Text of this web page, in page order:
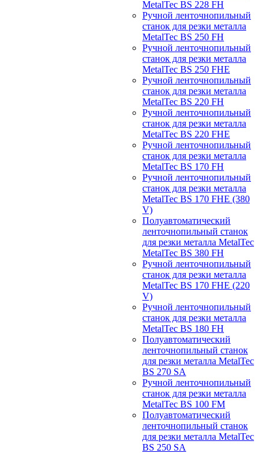
MetalTec BS 228 FH
Ручной ленточнопильный
станок для резки металла
MetalTec BS 250 FH
Ручной ленточнопильный
станок для резки металла
MetalTec BS 250 FHЕ
Ручной ленточнопильный
станок для резки металла
MetalTec BS 220 FH
Ручной ленточнопильный
станок для резки металла
MetalTec BS 220 FHЕ
Ручной ленточнопильный
станок для резки металла
MetalTec BS 170 FH
Ручной ленточнопильный
станок для резки металла
MetalTec BS 170 FHE (380
V)
Полуавтоматический
ленточнопильный станок
для резки металла MetalTec
MetalTec BS 380 FH
Ручной ленточнопильный
станок для резки металла
MetalTec BS 170 FHE (220
V)
Ручной ленточнопильный
станок для резки металла
MetalTec BS 180 FH
Полуавтоматический
ленточнопильный станок
для резки металла MetalTec
BS 270 SA
Ручной ленточнопильный
станок для резки металла
MetalTec BS 100 FM
Полуавтоматический
ленточнопильный станок
для резки металла MetalTec
BS 250 SA